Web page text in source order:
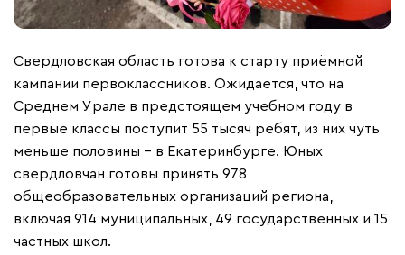
Свердловская область готова к старту приёмной
кампании первоклассников. Ожидается, что на
Среднем Урале в предстоящем учебном году в
первые классы поступит 55 тысяч ребят, из них чуть
меньше половины – в Екатеринбурге. Юных
свердловчан готовы принять 978
общеобразовательных организаций региона,
включая 914 муниципальных, 49 государственных и 15
частных школ.